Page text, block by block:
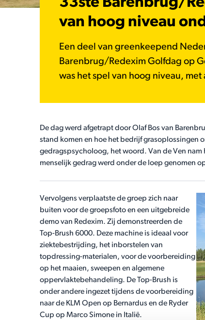
van hoog niveau
Een deel van greenkeepend
Barenbrug/Redexim Golfdag op
was het spel van hoog niveau,
De dag werd afgetrapt door Olaf Bos van
stand komen en hoe het bedrijf grasoplossingen
gedragspsycholoog, het woord. Van de Ven
menselijk gedrag werd onder de loep genomen
Vervolgens verplaatste de groep zich naar
buiten voor de groepsfoto en een uitgebreide
demo van Redexim. Zij demonstreerden de
Top-Brush 6000. Deze machine is ideaal voor
ziektebestrijding, het inborstelen van
topdressing-materialen, voor de voorbereiding
op het maaien, sweepen en algemene
oppervlaktebehandeling. De Top-Brush is
onder andere ingezet tijdens de voorbereiding
naar de KLM Open op Bernardus en de Ryder
Cup op Marco Simone in Italië.